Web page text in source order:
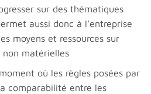
sur des thématiques
aussi donc à l’entreprise
moyens et ressources sur
non matérielles
où les règles posées par
comparabilité entre les